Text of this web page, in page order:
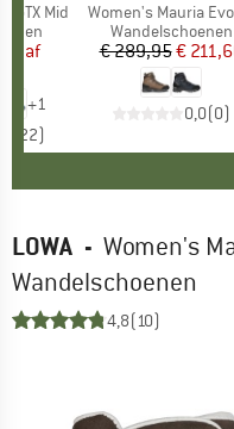
GTX Mid
prijs
+1
22)
Artikel
Women's Mauria
Productgroep
Wandelschoenen
Prijs
€ 289,95€
0,0(0)
LOWA - Women's
Wandelschoenen
4,8(10)